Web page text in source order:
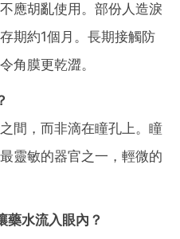
應胡亂使用。部份人造淚
期約1個月。長期接觸防
角膜更乾澀。
間，而非滴在瞳孔上。瞳
靈敏的器官之一，輕微的
藥水流入眼內？